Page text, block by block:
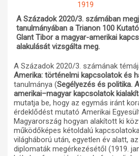
Műhelymunkák
1919
A Századok 2020/3. számában
tanulmányában a Trianon 100
Glant Tibor a magyar-amerikai
alakulását vizsgálta meg.
A Századok 2020/3. számának
Amerika: történelmi kapcsolatok és
tanulmánya (Segélyezés és politika.
amerikai–magyar kapcsolatok
mutatja be, hogy az egymás iránt
érdeklődést mutató Amerikai
Magyarország hogyan alakított ki
működőképes kétoldalú
világháború után, egyetlen év alatt,
diplomaták megérkezésétől (1919.